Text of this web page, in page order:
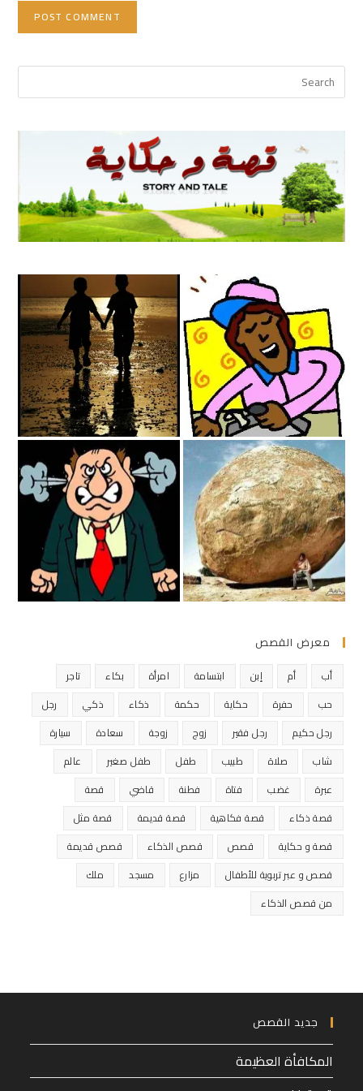
معرض القصص
أب أم إبن ابتسامة امرأة بكاء
تاجر
حب
حفرة حكاية حكمة ذكاء ذكي
رجل
رجل حكيم
رجل فقير زوج زوجة سعادة
سيارة
شاب
صلاة طبيب طفل طفل صغير
عالم
عبرة
غضب فتاة فطنة قاضي
قصة
قصة ذكاء
قصة فكاهية قصة قديمة
قصة مثل
قصة و حكاية
قصص قصص الذكاء
قصص قديمة
قصص و عبر تربوية للأطفال
مزارع مسجد
ملك
من قصص الذكاء
جديد القصص
المكافأة العظيمة